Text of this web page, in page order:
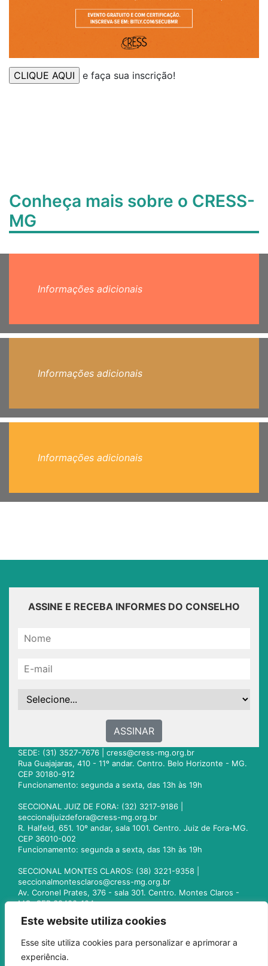
Este website utiliza cookies
Esse site utiliza cookies para personalizar e aprimorar a
experiência.
e faça sua inscrição!
Conheça mais sobre o CRESS-
MG
Informações adicionais
Informações adicionais
Informações adicionais
ASSINE E RECEBA INFORMES DO CONSELHO
ASSINAR
SEDE: (31) 3527-7676 | cress@cress-mg.org.br
Rua Guajajaras, 410 - 11º andar. Centro. Belo Horizonte - MG.
CEP 30180-912
Funcionamento: segunda a sexta, das 13h às 19h
SECCIONAL JUIZ DE FORA: (32) 3217-9186 |
seccionaljuizdefora@cress-mg.org.br
R. Halfeld, 651. 10º andar, sala 1001. Centro. Juiz de Fora-MG.
CEP 36010-002
Funcionamento: segunda a sexta, das 13h às 19h
SECCIONAL MONTES CLAROS: (38) 3221-9358 |
seccionalmontesclaros@cress-mg.org.br
Av. Coronel Prates, 376 - sala 301. Centro. Montes Claros -
MG. CEP 39400-104
seccionaluberlandia@cress-mg.org.br
Av. Afonso Pena, 547 - sala 101. Uberlândia - MG. CEP